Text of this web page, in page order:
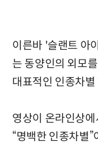
이른바 '슬랜트 아
는 동양인의 외모
대표적인 인종차
영상이 온라인상
“명백한 인종차별